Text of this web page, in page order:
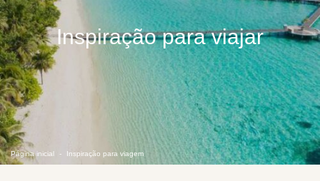
Inspiração para viajar
Página inicial Inspiração para viagem